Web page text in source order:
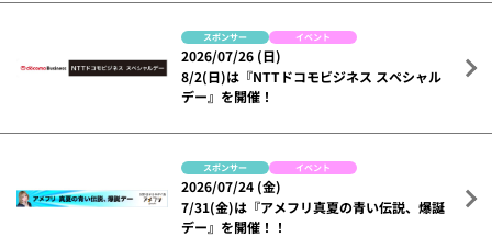
スポンサー イベント
2026/07/26 (日)
8/2(日)は『NTTドコモビジネス スペシャル
デー』を開催！
スポンサー イベント
2026/07/24 (金)
7/31(金)は『アメフリ真夏の青い伝説、爆誕
デー』を開催！！